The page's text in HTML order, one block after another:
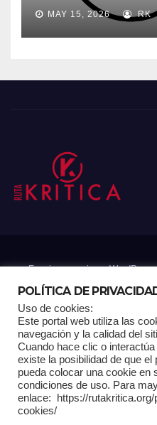
MAY 15, 2026 RK
Funciona gracias a WordPress
Home Análisis Carrito RK
Multimedia Página de
POLÍTICA DE
Uso de cookies:
Este portal web utiliza las
navegación y la calidad del
Cuando hace clic o
existe la posibilidad de que
pueda colocar una cookie en
condiciones de uso. Para
enlace: https://
cookies/